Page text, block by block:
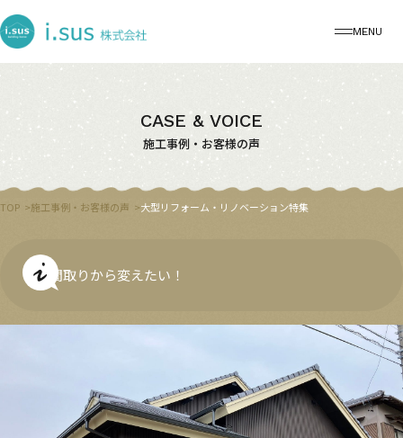
MENU
CASE & VOICE
施工事例・お客様の声
TOP 施工事例・お客様の声 大型リフォーム・リノベーション特集
間取りから変えたい！